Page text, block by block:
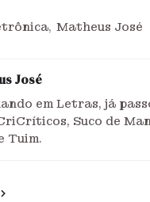
Matheus José
José
em Letras, já
Suco de
Tuim.